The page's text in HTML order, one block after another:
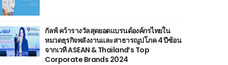
กัลฟ์ คว้ารางวัลสุดยอดแบรนด์องค์กรไทยใน
หมวดธุรกิจพลังงานและสาธารณูปโภค 4 ปีซ้อน
จากเวที ASEAN & Thailand’s Top
Corporate Brands 2024